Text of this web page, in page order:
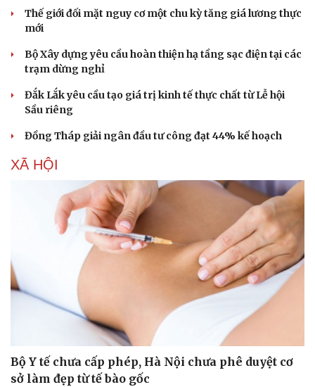
Thế giới đối mặt nguy cơ một chu kỳ tăng giá lương thực
mới
Bộ Xây dựng yêu cầu hoàn thiện hạ tầng sạc điện tại các
trạm dừng nghỉ
Đắk Lắk yêu cầu tạo giá trị kinh tế thực chất từ Lễ hội
Sầu riêng
Đồng Tháp giải ngân đầu tư công đạt 44% kế hoạch
XÃ HỘI
Bộ Y tế chưa cấp phép, Hà Nội chưa phê duyệt cơ
sở làm đẹp từ tế bào gốc